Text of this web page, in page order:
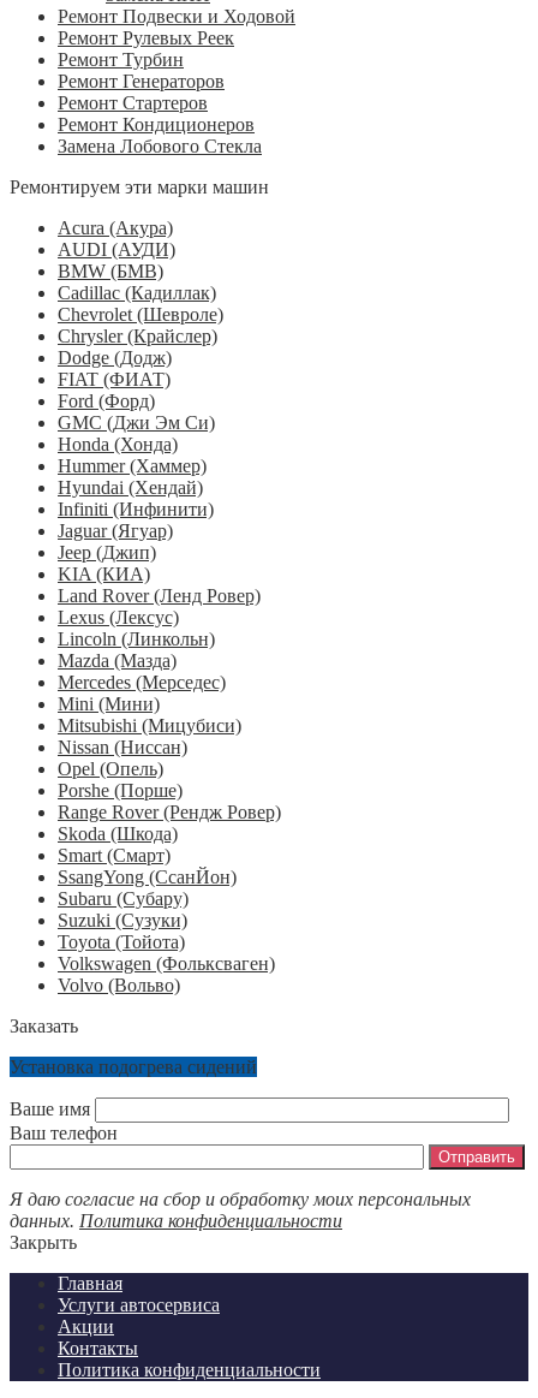
Ремонт Подвески и Ходовой
Ремонт Рулевых Реек
Ремонт Турбин
Ремонт Генераторов
Ремонт Стартеров
Ремонт Кондиционеров
Замена Лобового Стекла
Ремонтируем эти марки машин
Acura (Акура)
AUDI (АУДИ)
BMW (БМВ)
Cadillac (Кадиллак)
Chevrolet (Шевроле)
Chrysler (Крайслер)
Dodge (Додж)
FIAT (ФИАТ)
Ford (Форд)
GMC (Джи Эм Си)
Honda (Хонда)
Hummer (Хаммер)
Hyundai (Хендай)
Infiniti (Инфинити)
Jaguar (Ягуар)
Jeep (Джип)
KIA (КИА)
Land Rover (Ленд Ровер)
Lexus (Лексус)
Lincoln (Линкольн)
Mazda (Мазда)
Mercedes (Мерседес)
Mini (Мини)
Mitsubishi (Мицубиси)
Nissan (Ниссан)
Opel (Опель)
Porshe (Порше)
Range Rover (Рендж Ровер)
Skoda (Шкода)
Smart (Смарт)
SsangYong (СсанЙон)
Subaru (Субару)
Suzuki (Сузуки)
Toyota (Тойота)
Volkswagen (Фольксваген)
Volvo (Вольво)
Заказать
Установка подогрева сидений
Ваше имя
Ваш телефон
Я даю согласие на сбор и обработку моих персональных
данных. Политика конфиденциальности
Закрыть
Главная
Услуги автосервиса
Акции
Контакты
Политика конфиденциальности